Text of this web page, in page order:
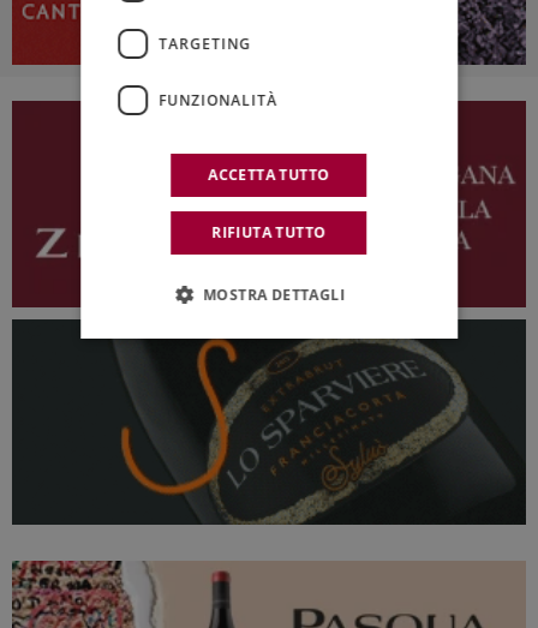
TARGETING
FUNZIONALITÀ
ACCETTA TUTTO
RIFIUTA TUTTO
MOSTRA DETTAGLI